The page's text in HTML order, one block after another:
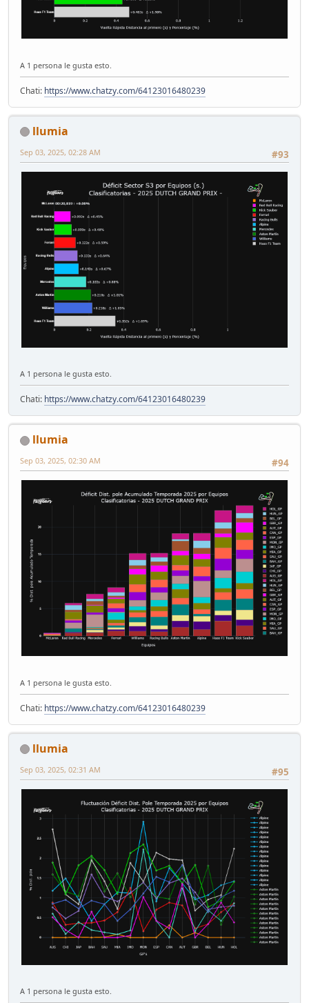
A 1 persona le gusta esto.
Chati: https://www.chatzy.com/64123016480239
llumia
#93
Sep 03, 2025, 02:28 AM
A 1 persona le gusta esto.
Chati: https://www.chatzy.com/64123016480239
llumia
#94
Sep 03, 2025, 02:30 AM
A 1 persona le gusta esto.
Chati: https://www.chatzy.com/64123016480239
llumia
#95
Sep 03, 2025, 02:31 AM
A 1 persona le gusta esto.